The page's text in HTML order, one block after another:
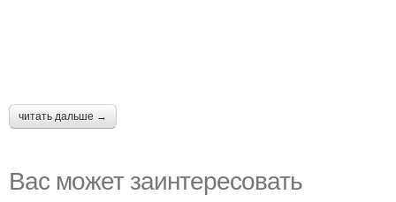
читать дальше →
Вас может заинтересовать